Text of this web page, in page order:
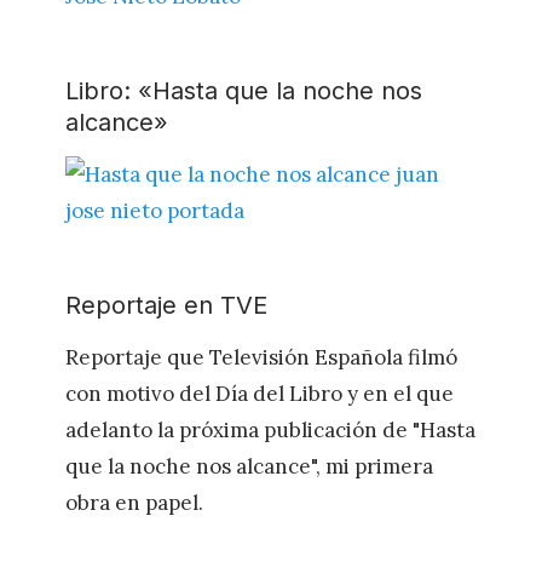
Libro: «Hasta que la noche nos
alcance»
Reportaje en TVE
Reportaje que Televisión Española filmó
con motivo del Día del Libro y en el que
adelanto la próxima publicación de "Hasta
que la noche nos alcance", mi primera
obra en papel.